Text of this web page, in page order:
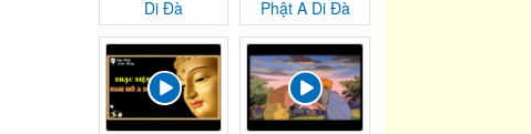
Di Đà
Phật A Di Đà